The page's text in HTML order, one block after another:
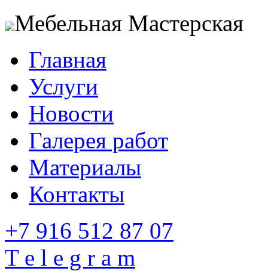
Мебельная Мастерская
Главная
Услуги
Новости
Галерея работ
Материалы
Контакты
+7 916 512 87 07
T e l e g r a m